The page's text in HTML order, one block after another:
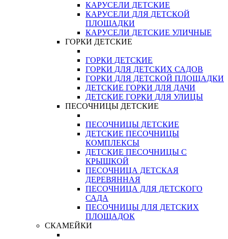
КАРУСЕЛИ ДЕТСКИЕ
КАРУСЕЛИ ДЛЯ ДЕТСКОЙ
ПЛОЩАДКИ
КАРУСЕЛИ ДЕТСКИЕ УЛИЧНЫЕ
ГОРКИ ДЕТСКИЕ
ГОРКИ ДЕТСКИЕ
ГОРКИ ДЛЯ ДЕТСКИХ САДОВ
ГОРКИ ДЛЯ ДЕТСКОЙ ПЛОЩАДКИ
ДЕТСКИЕ ГОРКИ ДЛЯ ДАЧИ
ДЕТСКИЕ ГОРКИ ДЛЯ УЛИЦЫ
ПЕСОЧНИЦЫ ДЕТСКИЕ
ПЕСОЧНИЦЫ ДЕТСКИЕ
ДЕТСКИЕ ПЕСОЧНИЦЫ
КОМПЛЕКСЫ
ДЕТСКИЕ ПЕСОЧНИЦЫ С
КРЫШКОЙ
ПЕСОЧНИЦА ДЕТСКАЯ
ДЕРЕВЯННАЯ
ПЕСОЧНИЦА ДЛЯ ДЕТСКОГО
САДА
ПЕСОЧНИЦЫ ДЛЯ ДЕТСКИХ
ПЛОЩАДОК
СКАМЕЙКИ